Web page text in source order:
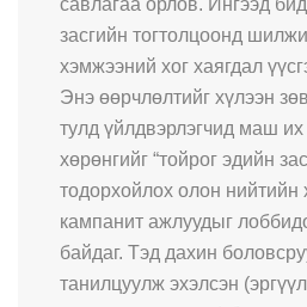
савлагаа орлов. Ингээд
засгийн тогтолцоонд
хэмжээний хог хаягдал
Энэ өөрчлөлтийг хүлээн
тулд үйлдвэрлэгчид маш
хөрөнгийг “тойрог эдийн
тодорхойлох олон
кампанит ажлуудыг
байдаг. Тэд дахин
танилцуулж эхэлсэн